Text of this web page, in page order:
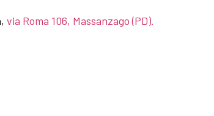
via Roma 106, Massanzago (PD).